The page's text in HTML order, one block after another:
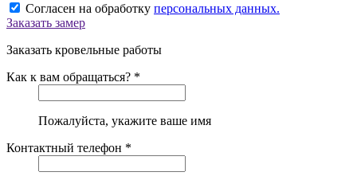
Согласен на обработку персональных данных.
Заказать замер
Заказать кровельные работы
Как к вам обращаться? *
Пожалуйста, укажите ваше имя
Контактный телефон *